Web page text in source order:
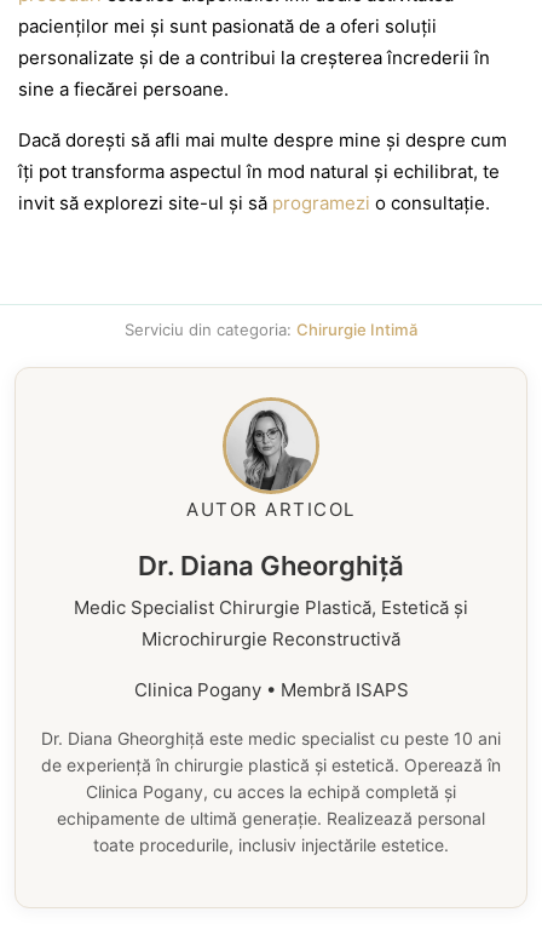
pacienților mei și sunt pasionată de a oferi soluții
personalizate și de a contribui la creșterea încrederii în
sine a fiecărei persoane.
Dacă dorești să afli mai multe despre mine și despre cum
îți pot transforma aspectul în mod natural și echilibrat, te
invit să explorezi site-ul și să programezi o consultație.
Serviciu din categoria: Chirurgie Intimă
AUTOR ARTICOL
Dr. Diana Gheorghiță
Medic Specialist Chirurgie Plastică, Estetică și
Microchirurgie Reconstructivă
Clinica Pogany • Membră ISAPS
Dr. Diana Gheorghiță este medic specialist cu peste 10 ani
de experiență în chirurgie plastică și estetică. Operează în
Clinica Pogany, cu acces la echipă completă și
echipamente de ultimă generație. Realizează personal
toate procedurile, inclusiv injectările estetice.